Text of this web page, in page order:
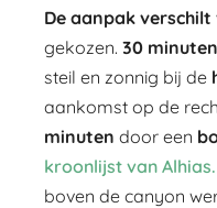
De aanpak
gekozen. 30
steil en zonnig bij de
aankomst op de
minuten door een
kroonlijst van Alhias.
boven de canyon